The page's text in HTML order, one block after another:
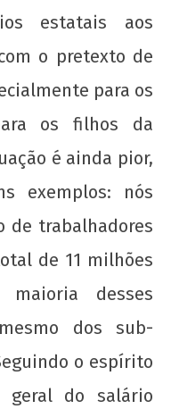
estatais aos
o pretexto de
para os
os filhos da
é ainda pior,
exemplos: nós
de trabalhadores
de 11 milhões
desses
dos sub-
o espírito
geral do salário